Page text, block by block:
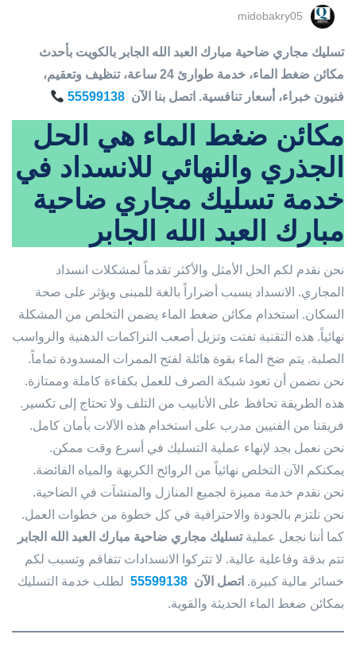
midobakry05
تسليك مجاري ضاحية مبارك العبد الله الجابر بالكويت بأحدث
مكائن ضغط الماء، خدمة طوارئ 24 ساعة، تنظيف وتعقيم،
فنيون خبراء، أسعار تنافسية. اتصل بنا الآن 55599138
مكائن ضغط الماء هي الحل
الجذري والنهائي للانسداد في
خدمة تسليك مجاري ضاحية
مبارك العبد الله الجابر
نحن نقدم لكم الحل الأمثل والأكثر تقدماً لمشكلات انسداد
المجاري. الانسداد يسبب أضراراً بالغة للمبنى ويؤثر على صحة
السكان. استخدام مكائن ضغط الماء يضمن التخلص من المشكلة
نهائياً. هذه التقنية تفتت وتزيل أصعب التراكمات الدهنية والرواسب
الصلبة. يتم ضخ الماء بقوة هائلة لفتح الممرات المسدودة تماماً.
نحن نضمن أن تعود شبكة الصرف للعمل بكفاءة كاملة وممتازة.
هذه الطريقة تحافظ على الأنابيب من التلف ولا تحتاج إلى تكسير.
فريقنا من الفنيين مدرب على استخدام هذه الآلات بأمان كامل.
نحن نعمل بجد لإنهاء عملية التسليك في أسرع وقت ممكن.
يمكنكم الآن التخلص نهائياً من الروائح الكريهة والمياه الفائضة.
نحن نقدم خدمة مميزة لجميع المنازل والمنشآت في الضاحية.
نحن نلتزم بالجودة والاحترافية في كل خطوة من خطوات العمل.
كما أننا نجعل عمليةتسليك مجاري ضاحية مبارك العبد الله الجابر
تتم بدقة وفاعلية عالية. لا تتركوا الانسدادات تتفاقم وتسبب لكم
خسائر مالية كبيرة. اتصل الآن 55599138 لطلب خدمة التسليك
بمكائن ضغط الماء الحديثة والقوية.